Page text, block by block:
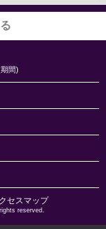
間)
クセスマップ
reserved.